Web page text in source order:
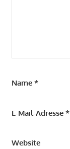
Name *
E-Mail-Adresse *
Website